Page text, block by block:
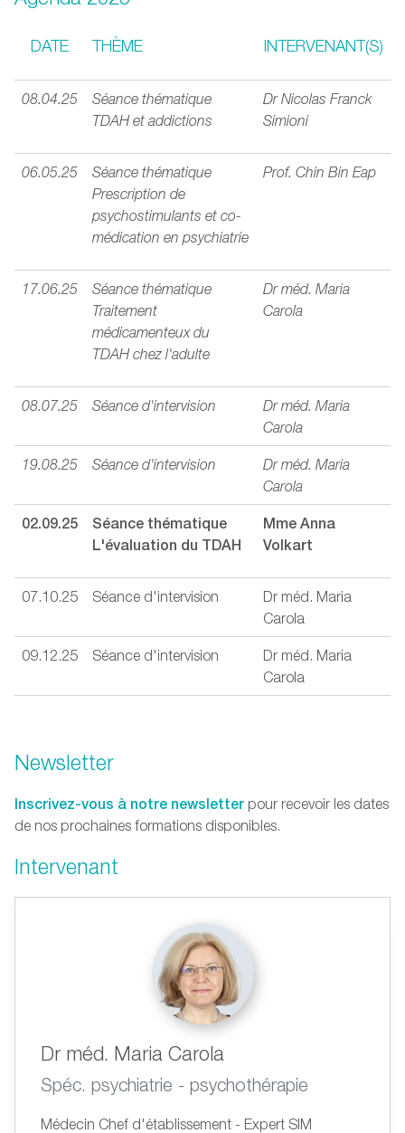
DATE THÈME INTERVENANT(S)
08.04.25
Séance thématique
TDAH et addictions
Dr Nicolas Franck
Simioni
06.05.25
Séance thématique
Prescription de
psychostimulants et co-
médication en psychiatrie
Prof. Chin Bin Eap
17.06.25
Séance thématique
Traitement
médicamenteux du
TDAH chez l'adulte
Dr méd. Maria
Carola
08.07.25 Séance d'intervision
Dr méd. Maria
Carola
19.08.25 Séance d'intervision
Dr méd. Maria
Carola
02.09.25
Séance thématique
L'évaluation du TDAH
Mme Anna
Volkart
07.10.25 Séance d'intervision
Dr méd. Maria
Carola
09.12.25 Séance d'intervision
Dr méd. Maria
Carola
Newsletter
Inscrivez-vous à notre newsletter pour recevoir les dates
de nos prochaines formations disponibles.
Intervenant
Dr méd. Maria Carola
Spéc. psychiatrie - psychothérapie
Médecin Chef d'établissement - Expert SIM